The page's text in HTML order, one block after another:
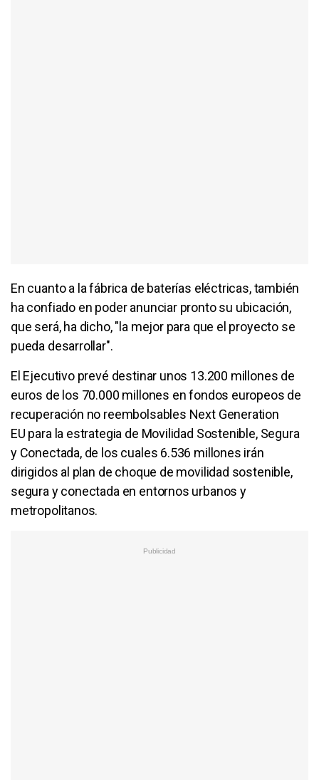
En cuanto a la fábrica de baterías eléctricas, también
ha confiado en poder anunciar pronto su ubicación,
que será, ha dicho, "la mejor para que el proyecto se
pueda desarrollar".
El Ejecutivo prevé destinar unos 13.200 millones de
euros de los 70.000 millones en fondos europeos de
recuperación no reembolsables Next Generation
EU para la estrategia de Movilidad Sostenible, Segura
y Conectada, de los cuales 6.536 millones irán
dirigidos al plan de choque de movilidad sostenible,
segura y conectada en entornos urbanos y
metropolitanos.